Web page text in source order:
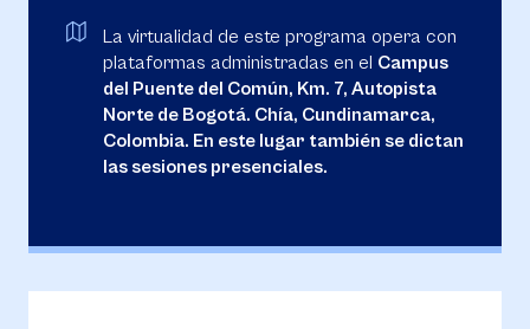
La virtualidad de este programa opera con
plataformas administradas en el Campus
del Puente del Común, Km. 7, Autopista
Norte de Bogotá. Chía, Cundinamarca,
Colombia. En este lugar también se dictan
las sesiones presenciales.